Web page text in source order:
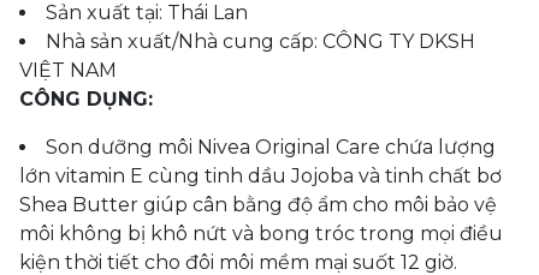
Sản xuất tại: Thái Lan
Nhà sản xuất/Nhà cung cấp: CÔNG TY DKSH
VIỆT NAM
CÔNG DỤNG:
Son dưỡng môi Nivea Original Care chứa lượng
lớn vitamin E cùng tinh dầu Jojoba và tinh chất bơ
Shea Butter giúp cân bằng độ ẩm cho môi bảo vệ
môi không bị khô nứt và bong tróc trong mọi điều
kiện thời tiết cho đôi môi mềm mại suốt 12 giờ.